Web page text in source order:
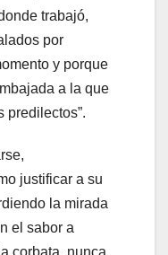
trabajó,
por
y porque
a la que
predilectos”.
justificar a su
la mirada
el sabor a
corbata, nunca